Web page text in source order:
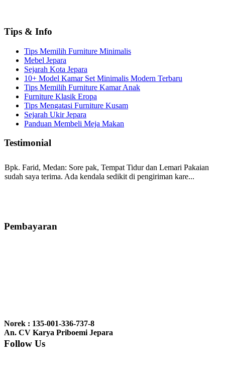
Tips & Info
Tips Memilih Furniture Minimalis
Mebel Jepara
Sejarah Kota Jepara
10+ Model Kamar Set Minimalis Modern Terbaru
Tips Memilih Furniture Kamar Anak
Furniture Klasik Eropa
Tips Mengatasi Furniture Kusam
Sejarah Ukir Jepara
Panduan Membeli Meja Makan
Testimonial
Bpk. Farid, Medan: Sore pak, Tempat Tidur dan Lemari Pakaian
sudah saya terima. Ada kendala sedikit di pengiriman kare...
bale2 dan kursi teras saya sudah saya terima dan p...
nyesel deh beli geby...
Pembayaran
Norek : 135-001-336-737-8
An. CV Karya Priboemi Jepara
Follow Us